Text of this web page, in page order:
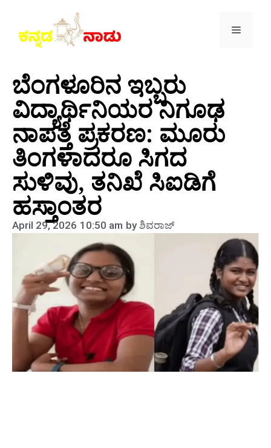
ಬೆಂಗಳೂರಿನ ಇಬ್ಬರು
ವಿದ್ಯಾರ್ಥಿನಿಯರ ನಿಗೂಢ
ನಾಪತ್ತೆ ಪ್ರಕರಣ: ಮೂರು
ತಿಂಗಳಾದರೂ ಸಿಗದ
ಸುಳಿವು, ತನಿಖೆ ಸಿಐಡಿಗೆ
ಹಸ್ತಾಂತರ
April 29, 2026 10:50 am byಶಿವರಾಜ್